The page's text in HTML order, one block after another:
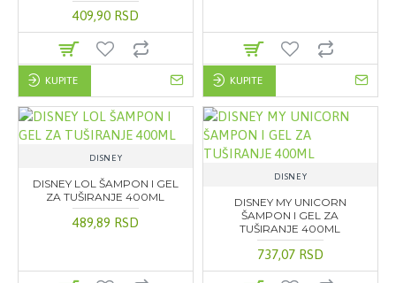
409,90 RSD
KUPITE KUPITE
DISNEY
DISNEY LOL ŠAMPON I GEL
ZA TUŠIRANJE 400ML
489,89 RSD
DISNEY
DISNEY MY UNICORN
ŠAMPON I GEL ZA
TUŠIRANJE 400ML
737,07 RSD